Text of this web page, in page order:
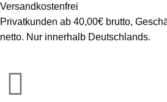
Versandkostenfrei
Privatkunden ab 40,00€ brutto,
netto. Nur innerhalb Deutschlands.